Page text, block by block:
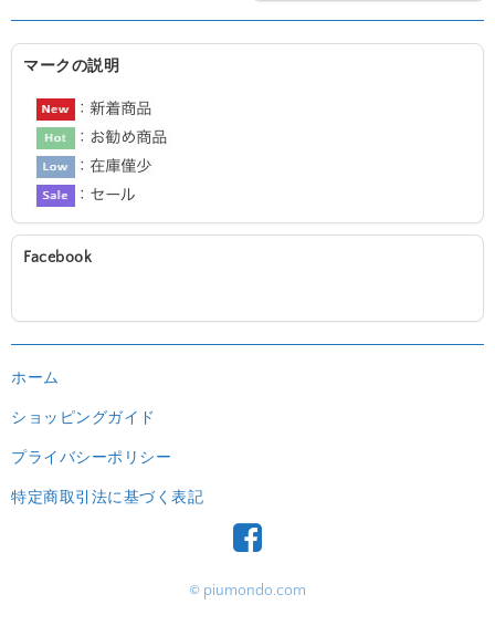
マークの説明
Facebook
ホーム
ショッピングガイド
プライバシーポリシー
特定商取引法に基づく表記
© piumondo.com